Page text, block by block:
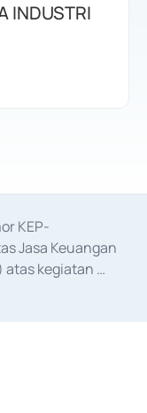
INDUSTRI
KEP-
Jasa Keuangan
atas kegiatan